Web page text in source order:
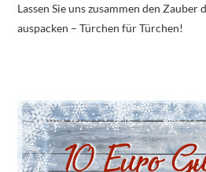
Lassen Sie uns zusammen den
auspacken – Türchen für Türchen!